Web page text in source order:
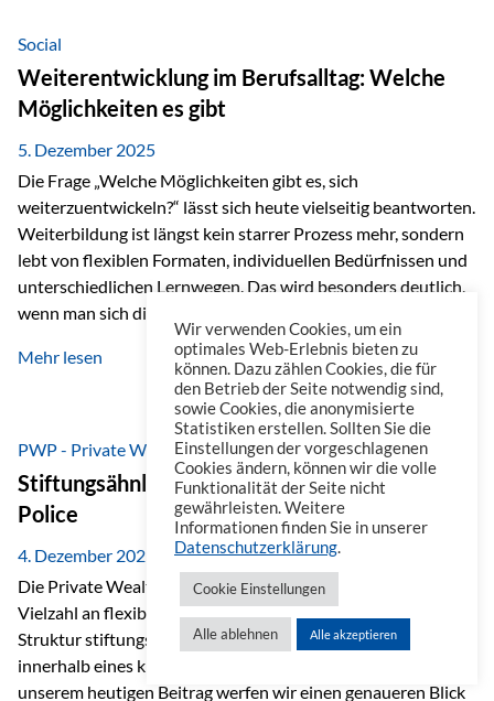
50 Versicherungsgesellschaften in insgesamt 30 Ländern
verbindet sie regionale Stärke mit internationaler
Kompetenz.
Social
Weiterentwicklung im Berufsalltag: Welche
Möglichkeiten es gibt
5. Dezember 2025
Die Frage „Welche Möglichkeiten gibt es, sich
weiterzuentwickeln?“ lässt sich heute vielseitig beantworten.
Weiterbildung ist längst kein starrer Prozess mehr, sondern
lebt von flexiblen Formaten, individuellen Bedürfnissen und
unterschiedlichen Lernwegen. Das wird besonders deutlich,
wenn man sich die Angebote ansieht, die im beruflichen
Umfeld zur Verfügung stehen. Online-Kurse als erster Schritt
Wenn es um Weiterbildung geht, denkt man häufig zuerst an
Online-Kurse. Eine Plattform, die dabei heraussticht, ist
Masterplan. Sie ist ähnlich aufgebaut wie eine Streaming-
Plattform und dadurch besonders einfach zu nutzen. Auf
Masterplan…
Mehr lesen
PWP - Private Wealth Police
Stiftungsähnliche Vorteile der Private Wealth
Police
4. Dezember 2025
Die Private Wealth Police (PWP) der Vienna-Life bietet eine
Vielzahl an flexiblen Gestaltungsmöglichkeiten, die in ihrer
Struktur stiftungsähnliche Vorteile schaffen und das
innerhalb eines klassischen Versicherungsrahmens. In
unserem heutigen Beitrag werfen wir einen genaueren Blick
Wir verwenden Cookies, um ein
optimales Web-Erlebnis bieten zu
können. Dazu zählen Cookies, die für
den Betrieb der Seite notwendig sind,
sowie Cookies, die anonymisierte
Statistiken erstellen. Sollten Sie die
Einstellungen der vorgeschlagenen
Cookies ändern, können wir die volle
Funktionalität der Seite nicht
gewährleisten. Weitere
Informationen finden Sie in unserer
Datenschutzerklärung.
Cookie Einstellungen
Alle ablehnen Alle akzeptieren